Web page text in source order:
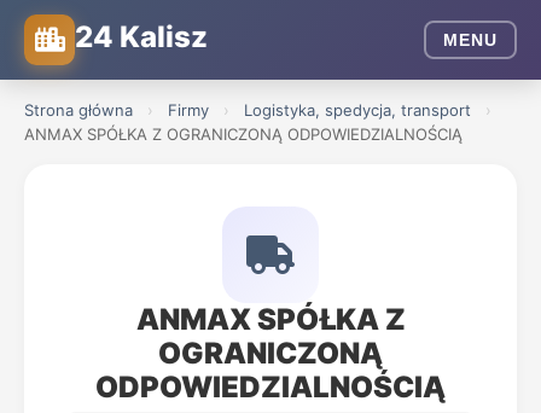
24 Kalisz MENU
Strona główna › Firmy › Logistyka, spedycja, transport
›
ANMAX SPÓŁKA Z OGRANICZONĄ ODPOWIEDZIALNOŚCIĄ
ANMAX SPÓŁKA Z
OGRANICZONĄ
ODPOWIEDZIALNOŚCIĄ